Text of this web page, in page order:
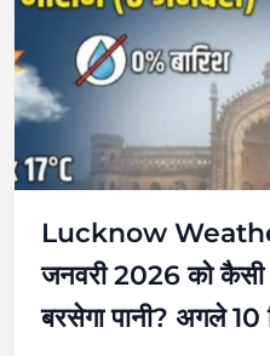
Lucknow
जनवरी 2026 को कैसी
बरसेगा पानी? अगले 10